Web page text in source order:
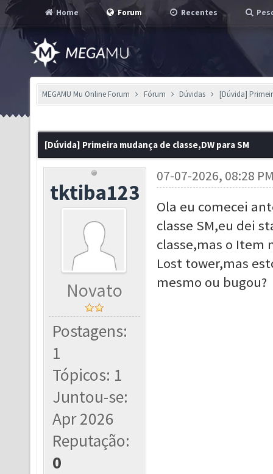
Home Forum Recentes
MEGAMU Mu Online Forum Fórum Dúvidas [Dúvida]
[Dúvida] Primeira mudança de classe,DW para SM
tktiba123
Novato
Postagens:
1
Tópicos: 1
Juntou-se:
Apr 2026
Reputação:
0
07-07-2026, 08:28
Ola eu comecei
classe SM,eu dei
classe,mas o Item
Lost tower,mas
mesmo ou bugou?